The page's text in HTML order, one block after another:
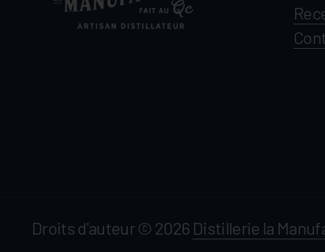
Droits d'auteur © 2026 Distillerie la